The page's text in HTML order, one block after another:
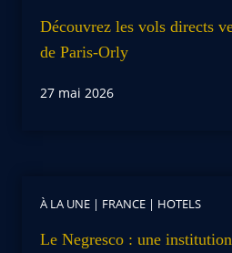
Découvrez les vols directs
de Paris-Orly
27 mai 2026
À LA UNE | FRANCE | HOTELS
Le Negresco : une